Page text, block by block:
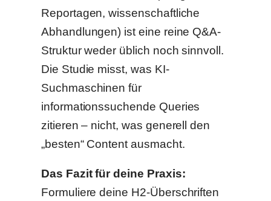
Reportagen, wissenschaftliche
Abhandlungen) ist eine reine Q&A-
Struktur weder üblich noch sinnvoll.
Die Studie misst, was KI-
Suchmaschinen für
informationssuchende Queries
zitieren – nicht, was generell den
„besten“ Content ausmacht.
Das Fazit für deine Praxis:
Formuliere deine H2-Überschriften